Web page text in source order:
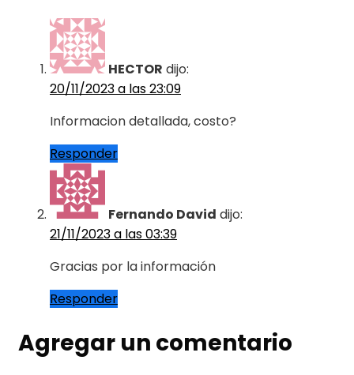
HECTOR dijo:
20/11/2023 a las 23:09
Informacion detallada, costo?
Responder
Fernando David dijo:
21/11/2023 a las 03:39
Gracias por la información
Responder
Agregar un comentario